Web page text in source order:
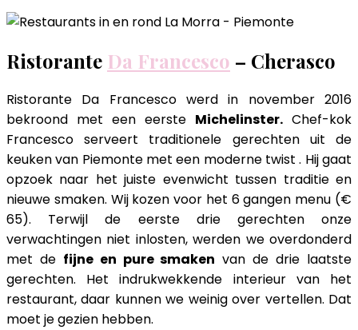
Ristorante Da Francesco – Cherasco
Ristorante Da Francesco werd in november 2016
bekroond met een eerste Michelinster. Chef-kok
Francesco serveert traditionele gerechten uit de
keuken van Piemonte met een moderne twist . Hij gaat
opzoek naar het juiste evenwicht tussen traditie en
nieuwe smaken. Wij kozen voor het 6 gangen menu (€
65). Terwijl de eerste drie gerechten onze
verwachtingen niet inlosten, werden we overdonderd
met de fijne en pure smaken van de drie laatste
gerechten. Het indrukwekkende interieur van het
restaurant, daar kunnen we weinig over vertellen. Dat
moet je gezien hebben.